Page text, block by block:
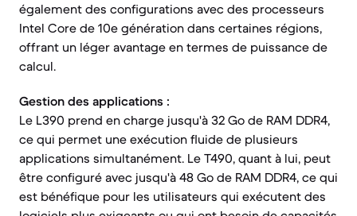
également des configurations avec des processeurs
Intel Core de 10e génération dans certaines régions,
offrant un léger avantage en termes de puissance de
calcul.
Gestion des applications :
Le L390 prend en charge jusqu'à 32 Go de RAM DDR4,
ce qui permet une exécution fluide de plusieurs
applications simultanément. Le T490, quant à lui, peut
être configuré avec jusqu'à 48 Go de RAM DDR4, ce qui
est bénéfique pour les utilisateurs qui exécutent des